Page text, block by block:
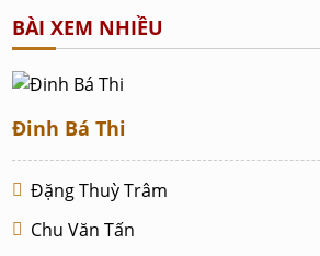
BÀI XEM NHIỀU
Đinh Bá Thi
Đặng Thuỳ Trâm
Chu Văn Tấn